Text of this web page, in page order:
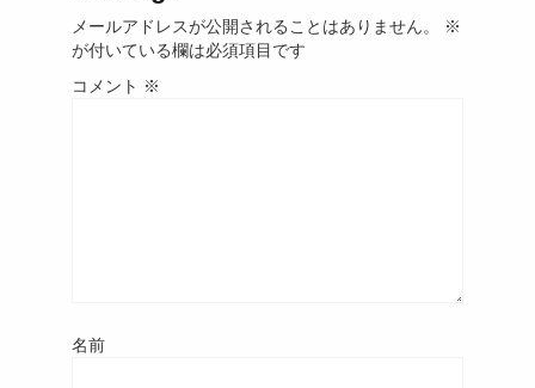
メールアドレスが公開されることはありません。
※
が付いている欄は必須項目です
コメント ※
名前